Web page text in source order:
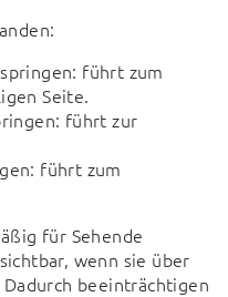
führt zum
Seite.
führt zur
führt zum
für Sehende
wenn sie über
beeinträchtigen